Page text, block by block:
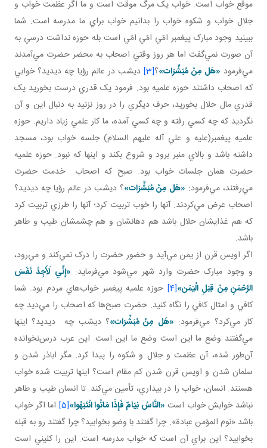
موقع خواب است. خواب يک مرگ موقت است و ما اگر عظمت خواب و
جلال خواب و شکوه خواب را بدانيم خواب براي ما مدرسه است. شما
ببينيد وجود مبارک پيغمبر امّي امّي امّي است بله حوزه نداشت درسي به
آن صورت نمي‌گفت اما هر روز وقتي اصحاب به محضر حضرت مي‌آمدند
مي‌فرمود «هَل مِنْ مُبَشِّرَات»؟[3] ديشب در عالم رؤيا چه ديديد؟ خوابي
که اصحاب داشتند حوزه علميه بود. فرمود يک قدري درست بخوريد يک
قدري مال حلال بخوريد، حرف ديگري را در روز نزنيد به دنبال اين و آن
نگرديد که چه کسي رفته و چه کسي آمده، ما کار علمي زياد داريم. حوزه
علميه پيغمبر(عليه و علي آله عليهم السلام) جلسه خواب بود، مسجد
داشته باشد و بالاي منبر برود و شروع بکند و اينها که نبود. حوزه علميه
حضرت همان جلسات خواب بود. صبح که اصحاب خدمت حضرت
مي‌رفتند، مي‌فرمود: «هَل مِنْ مُبَشِّرَات»؟ ديشب در عالم رؤيا چه ديديد؟
اصحاب عرض مي‌کردند. آنها را خوب تربيت کرد؛ آنها را طرزي تربيت کرد
که هم غذايشان حلال باشد هم دهانشان و هم چشمشان طيب و طاهر
باشد.
اگر اويس قرن از يمن مي‌آيد و حضور حضرت را درک نمي‌کند و مي‌رود،
و وجود مبارک حضرت وارد شهر مي‌شود مي‌فرمايد: «إِنِّي لَأَجِدُ نَفَسَ
الرَّحْمَنِ مِنْ قِبَلِ الْيَمَن‏»[4]
حوزه علميه پيغمبر خواب‌هاي مردم بود. شما
کافي و امثال کافي را نگاه کنيد. حضرت صبح‌ها که اصحاب را مي‌ديد چه
کار مي‌کرد؟ مي‌فرمود: «هَل مِنْ مُبَشِّرَات»؟ ديشب چه ديديد؟ اينها
مي‌گفتند وضع ما اين است وضع ما اين است. اين عرب درس‌نخوانده
آن‌طور شده، آن عظمت و جلال و شکوه را پيدا کرد. مگر اباذر شدن و
سلمان شدن و اويس قرن شدن کم مقام است؟ اينها تربيت شده خواب
هستند. انسان، خواب را در بيداري، تأمين مي‌کند. تا انسان طيب و طاهر
نباشد خوابش خواب است «النَّاسُ نِيَامٌ فَإِذَا مَاتُوا انْتَبَهُوا»[5]
اما اگر خواب
باشد «نوم المؤمن عبادة». چرا گفتند با وضو بخوابيد؟ چرا گفتند رو به قبله
بخوابيد؟ اين براي آن است که خواب مدرسه است. اين را کليني است